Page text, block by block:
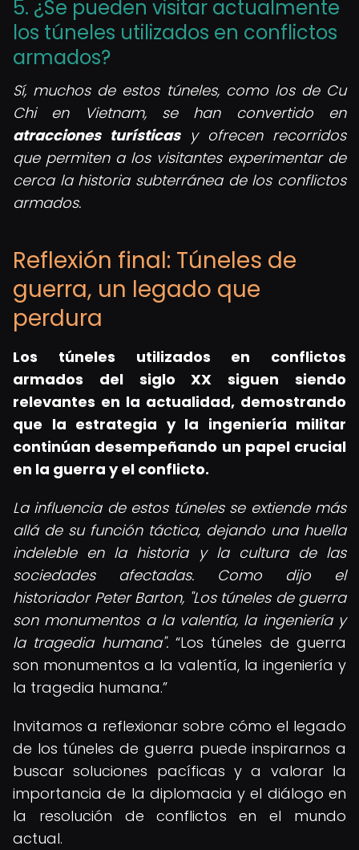
5. ¿Se pueden visitar actualmente
los túneles utilizados en conflictos
armados?
Sí, muchos de estos túneles, como los de Cu
Chi en Vietnam, se han convertido en
atracciones turísticasy ofrecen recorridos
que permiten a los visitantes experimentar de
cerca la historia subterránea de los conflictos
armados.
Reflexión final: Túneles de
guerra, un legado que
perdura
Los túneles utilizados en conflictos
armados del siglo XX siguen siendo
relevantes en la actualidad, demostrando
que la estrategia y la ingeniería militar
continúan desempeñando un papel crucial
en la guerra y el conflicto.
La influencia de estos túneles se extiende más
allá de su función táctica, dejando una huella
indeleble en la historia y la cultura de las
sociedades afectadas. Como dijo el
historiador Peter Barton, "Los túneles de guerra
son monumentos a la valentía, la ingeniería y
la tragedia humana".
Los túneles de guerra
son monumentos a la valentía, la ingeniería y
la tragedia humana.
Invitamos a reflexionar sobre cómo el legado
de los túneles de guerra puede inspirarnos a
buscar soluciones pacíficas y a valorar la
importancia de la diplomacia y el diálogo en
la resolución de conflictos en el mundo
actual.